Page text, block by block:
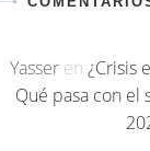
Yasser en ¿Crisis
Qué pasa con el